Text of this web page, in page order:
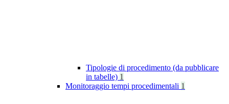
Tipologie di procedimento (da pubblicare
in tabelle) 1
Monitoraggio tempi procedimentali 1